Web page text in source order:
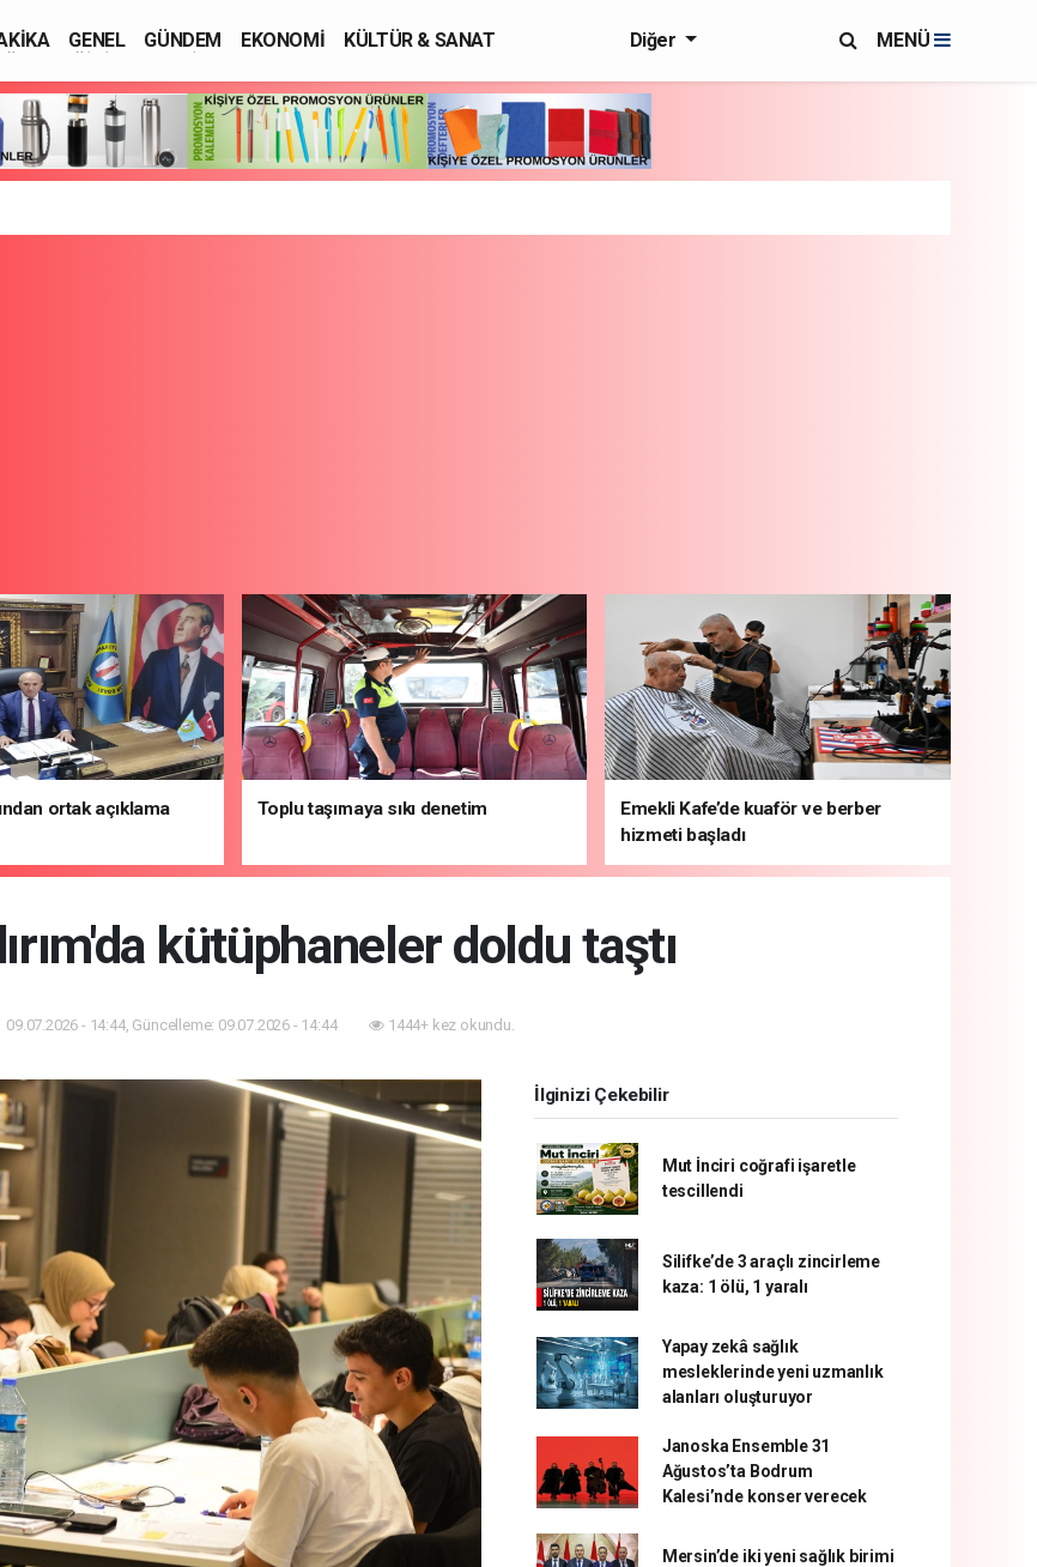
GENEL GÜNDEM EKONOMİ
KÜLTÜR & SANAT
Diğer MENÜ
ortak açıklama Toplu taşımaya sıkı denetim
Emekli Kafe’de kuaför ve berber
hizmeti başladı
kütüphaneler doldu taştı
09.07.2026 - 14:44, Güncelleme: 09.07.2026 - 14:44 1444+ kez okundu.
İlginizi Çekebilir
Mut İnciri coğrafi işaretle
tescillendi
Silifke’de 3 araçlı zincirleme
kaza: 1 ölü, 1 yaralı
Yapay zekâ sağlık
mesleklerinde yeni uzmanlık
alanları oluşturuyor
Janoska Ensemble 31
Ağustos’ta Bodrum
Kalesi’nde konser verecek
Mersin’de iki yeni sağlık birimi